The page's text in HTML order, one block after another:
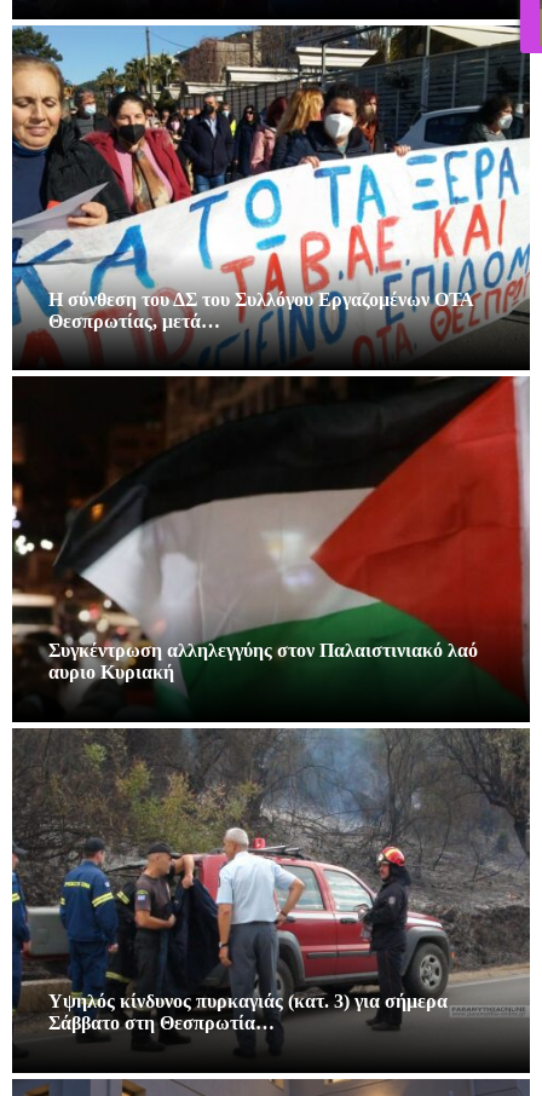
Η σύνθεση του ΔΣ του Συλλόγου Εργαζομένων ΟΤΑ
Θεσπρωτίας, μετά…
Συγκέντρωση αλληλεγγύης στον Παλαιστινιακό λαό
αυριο Κυριακή
Υψηλός κίνδυνος πυρκαγιάς (κατ. 3) για σήμερα
Σάββατο στη Θεσπρωτία…